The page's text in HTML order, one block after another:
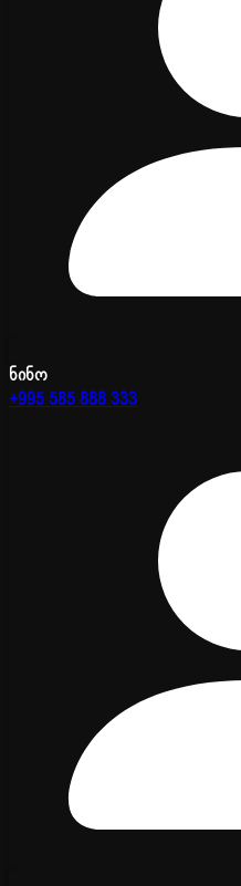
ნინო
+995 585 888 333